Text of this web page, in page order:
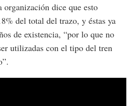
organización dice que esto
del total del trazo, y éstas ya
de existencia, “por lo que no
utilizadas con el tipo del tren